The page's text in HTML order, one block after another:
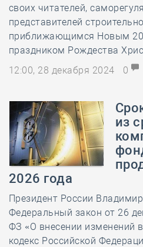
своих читателей,
представителей
приближающимся Новым
праздником Рождества
12:00, 28 декабря 2024
0
из
2026 года
Президент России
Федеральный закон от 26
ФЗ «О внесении изменений
кодекс Российской